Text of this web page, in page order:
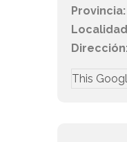
Provincia:
Dirección:
This